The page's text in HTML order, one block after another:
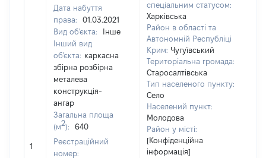
1
Дата набуття
права:
01.03.2021
Вид об'єкта:
Інше
Інший вид
об'єкта: каркасна
збірна розбірна
металева
конструкція-
ангар
Загальна площа
(м2):
640
Реєстраційний
номер:
спеціальним статусом:
Харківська
Район в області та
Автономній Республіці
Крим: Чугуївський
Територіальна громада:
Старосалтівська
Тип населеного пункту:
Село
Населений пункт:
Молодова
Район у місті:
[Конфіденційна
інформація]